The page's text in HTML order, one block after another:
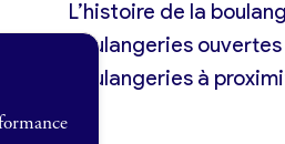
L’histoire de la
Boulangeries ouvertes
Boulangeries à